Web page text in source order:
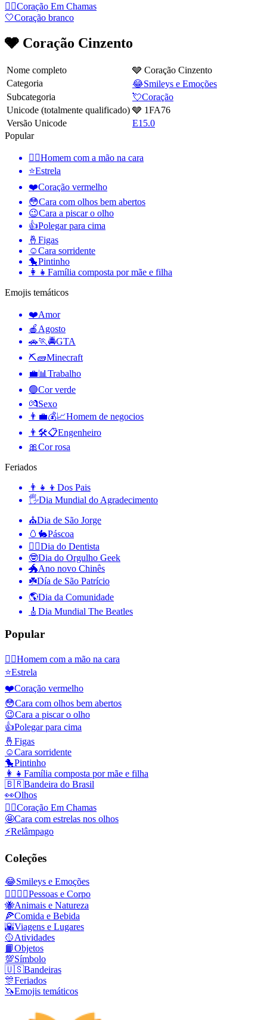
❤️‍🔥Coração Em Chamas
🤍Coração branco
🩶 Coração Cinzento
Nome completo
🩶 Coração Cinzento
Categoria
😂Smileys e Emoções
Subcategoria
💘Coração
Unicode (totalmente qualificado) 🩶 1FA76
Versão Unicode
E15.0
Popular
🤦‍♂️Homem com a mão na cara
⭐Estrela
❤️Coração vermelho
😳Cara com olhos bem abertos
😉Cara a piscar o olho
👍Polegar para cima
🤞 Figas
☺️Cara sorridente
🐤Pintinho
👩‍👧 Família composta por mãe e filha
Emojis temáticos
❤️Amor
🍎 Agosto
🚗🏃🚔GTA
⛏🧱Minecraft
💼📊 Trabalho
🟢Cor verde
💏Sexo
👨‍💼💰📈Homem de negocios
👨🛠📋Engenheiro
🎀Cor rosa
Feriados
👨‍👧‍👦 Dos Pais
🖐Dia Mundial do Agradecimento
⛪️Dia de São Jorge
🥚🐇Páscoa
👨‍⚕️Dia do Dentista
🤓Dia do Orgulho Geek
🐲Ano novo Chinês
☘️Día de São Patrício
🌎Dia da Comunidade
🎸 Dia Mundial The Beatles
Popular
🤦‍♂️Homem com a mão na cara
⭐Estrela
❤️Coração vermelho
😳Cara com olhos bem abertos
😉Cara a piscar o olho
👍Polegar para cima
🤞 Figas
☺️Cara sorridente
🐤Pintinho
👩‍👧 Família composta por mãe e filha
🇧🇷Bandeira do Brasil
👀Olhos
❤️‍🔥Coração Em Chamas
🤩Cara com estrelas nos olhos
⚡Relâmpago
Coleções
😂Smileys e Emoções
👩‍❤️‍💋‍👨Pessoas e Corpo
🐝Animais e Natureza
🍕Comida e Bebida
🌇Viagens e Lugares
🥎Atividades
📙Objetos
💯Símbolo
🇺🇸Bandeiras
🎊Feriados
🦄Emojis temáticos